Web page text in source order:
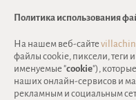
Политика использования
На нашем веб-сайте
файлы cookie, пиксели, теги
именуемые "cookie"),
наших онлайн-сервисов и
рекламным и социальным